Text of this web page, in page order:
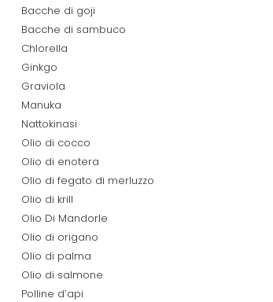
Bacche di goji
Bacche di sambuco
Chlorella
Ginkgo
Graviola
Manuka
Nattokinasi
Olio di cocco
Olio di enotera
Olio di fegato di merluzzo
Olio di krill
Olio Di Mandorle
Olio di origano
Olio di palma
Olio di salmone
Polline d’api